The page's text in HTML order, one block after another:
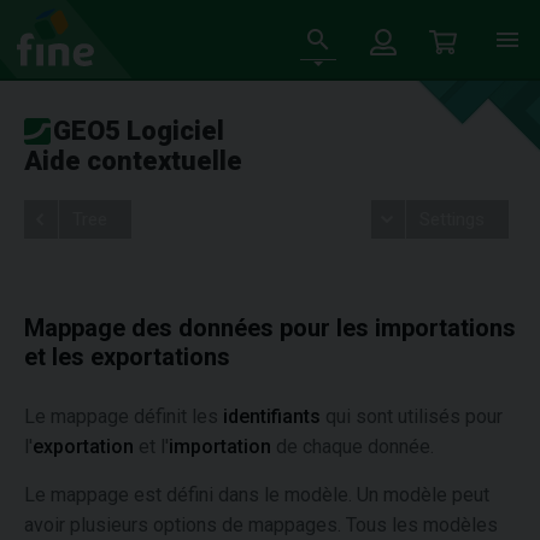
GEO5 Logiciel
Aide contextuelle
Mappage des données pour les importations
et les exportations
Le mappage définit les identifiants qui sont utilisés pour
l'exportation et l'importation de chaque donnée.
Le mappage est défini dans le modèle. Un modèle peut
avoir plusieurs options de mappages. Tous les modèles